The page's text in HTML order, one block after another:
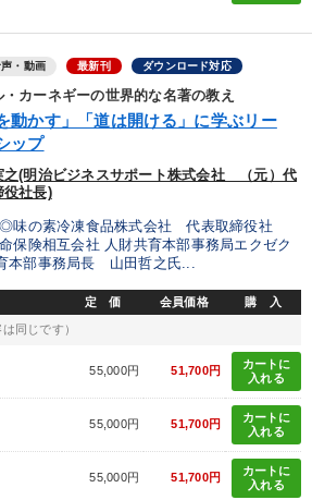
・動画 最新刊 ダウンロード対応
・カーネギーの世界的な名著の教え
動かす」「道は開ける」に学ぶリー
ップ
之(明治ビジネスサポート株式会社 （元）代
役社長)
◎味の素冷凍食品株式会社 代表取締役社
険相互会社 人財共育本部事務局エクゼク
本部事務局長 山田哲之氏...
定 価 会員価格 購 入
同じです）
55,000円 51,700円
カートに
入れる
55,000円 51,700円
カートに
入れる
55,000円 51,700円
カートに
入れる